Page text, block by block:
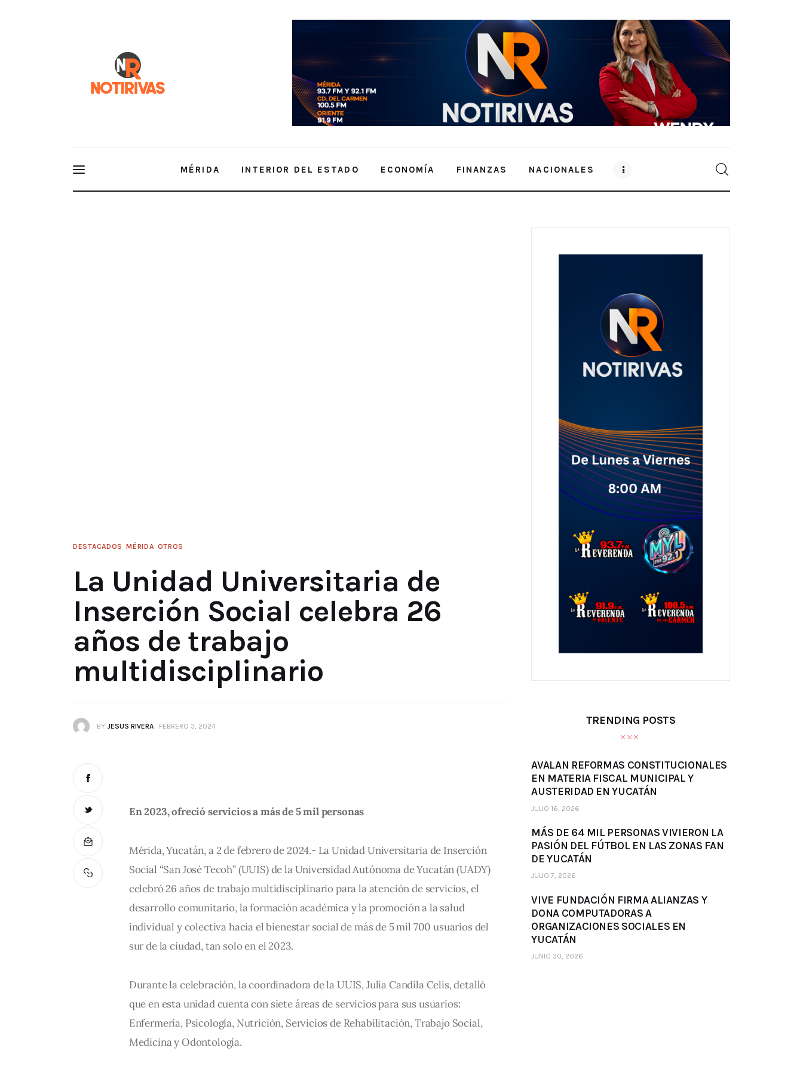
MÉRIDA INTERIOR DEL ESTADO ECONOMÍA FINANZAS NACIONALES
DESTACADOS MÉRIDA OTROS
La Unidad Universitaria de
Inserción Social celebra 26
años de trabajo
multidisciplinario
BY JESUS RIVERA FEBRERO 3, 2024
En 2023, ofreció servicios a más de 5 mil personas
Mérida, Yucatán, a 2 de febrero de 2024.- La Unidad Universitaria de Inserción
Social “San José Tecoh” (UUIS) de la Universidad Autónoma de Yucatán (UADY)
celebró 26 años de trabajo multidisciplinario para la atención de servicios, el
desarrollo comunitario, la formación académica y la promoción a la salud
individual y colectiva hacia el bienestar social de más de 5 mil 700 usuarios del
sur de la ciudad, tan solo en el 2023.
Durante la celebración, la coordinadora de la UUIS, Julia Candila Celis, detalló
que en esta unidad cuenta con siete áreas de servicios para sus usuarios:
Enfermería, Psicología, Nutrición, Servicios de Rehabilitación, Trabajo Social,
Medicina y Odontología.
TRENDING POSTS
AVALAN REFORMAS CONSTITUCIONALES
EN MATERIA FISCAL MUNICIPAL Y
AUSTERIDAD EN YUCATÁN
JULIO 16, 2026
MÁS DE 64 MIL PERSONAS VIVIERON LA
PASIÓN DEL FÚTBOL EN LAS ZONAS FAN
DE YUCATÁN
JULIO 7, 2026
VIVE FUNDACIÓN FIRMA ALIANZAS Y
DONA COMPUTADORAS A
ORGANIZACIONES SOCIALES EN
YUCATÁN
JUNIO 30, 2026